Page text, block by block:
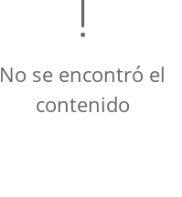
No se encontró el
contenido